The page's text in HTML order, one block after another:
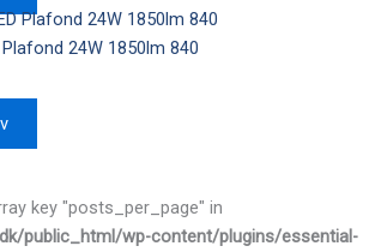
24W 1850lm 840
key "posts_per_page" in
public_html/wp-content/plugins/essential-